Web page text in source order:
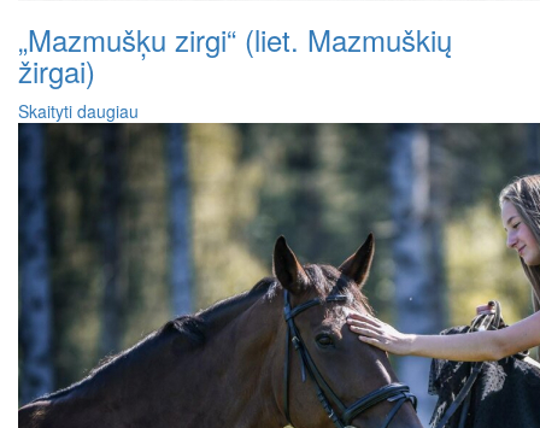
„Mazmušķu zirgi“ (liet. Mazmuškių
žirgai)
Skaityti daugiau